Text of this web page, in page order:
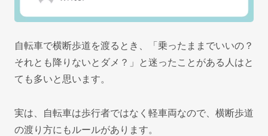
自転車で横断歩道を渡るとき、「乗ったままでいいの？
それとも降りないとダメ？」と迷ったことがある人はと
ても多いと思います。
実は、自転車は歩行者ではなく軽車両なので、横断歩道
の渡り方にもルールがあります。